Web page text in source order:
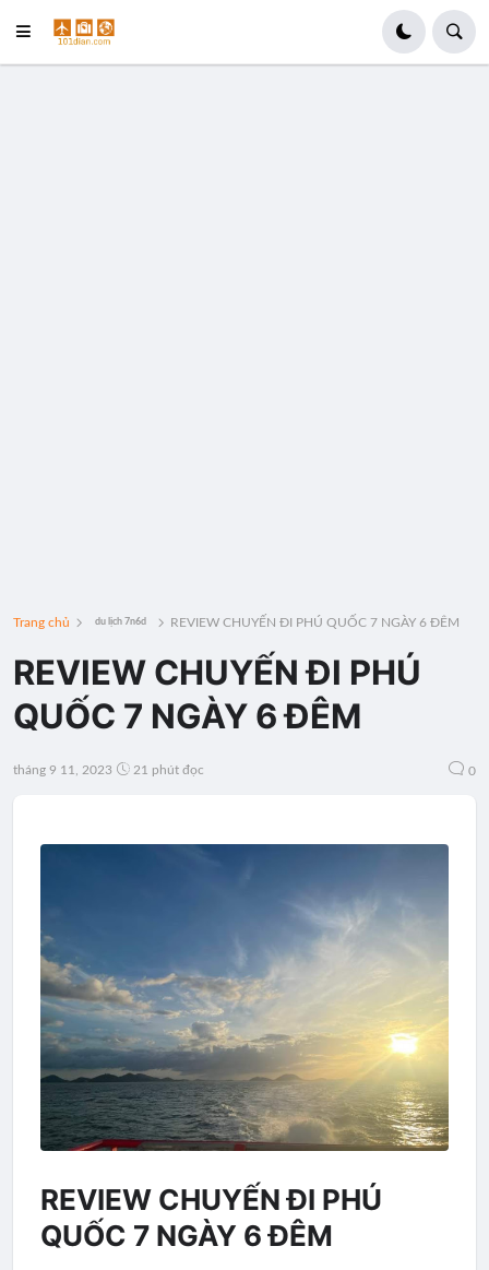
Trang chủ du lịch 7n6d REVIEW CHUYẾN ĐI PHÚ QUỐC 7 NGÀY 6 ĐÊM
REVIEW CHUYẾN ĐI PHÚ
QUỐC 7 NGÀY 6 ĐÊM
tháng 9 11, 2023 21 phút đọc 0
REVIEW CHUYẾN ĐI PHÚ
QUỐC 7 NGÀY 6 ĐÊM